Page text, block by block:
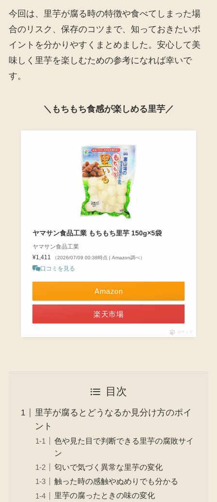
今回は、里芋が腐る時の特徴や食べてしまった場
合のリスク、保存のコツまで、知っておきたいポ
イントを分かりやすくまとめました。安心して美
味しく里芋を楽しむための参考になれば幸いで
す。
＼もちもち食感が楽しめる里芋／
ヤマサン食品工業 もちもち里芋 150g×5袋
ヤマサン食品工業
¥1,411
（2026/07/09 00:38時点 | Amazon調べ）
口コミを見る
Amazon
楽天市場
ポチップ
目次
里芋が腐るとどうなるか見分け方のポイ
ント
色や見た目で判断できる里芋の腐敗サイ
ン
匂いで気づく異常な里芋の変化
触った時の感触やぬめりでも分かる
里芋の腐ったときの味の変化